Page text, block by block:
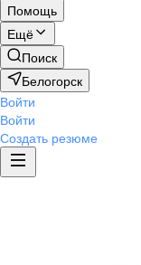
Помощь
Ещё
Поиск
Белогорск
Войти
Войти
Создать резюме